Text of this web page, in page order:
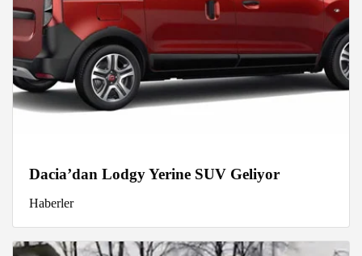
Dacia’dan Lodgy Yerine SUV Geliyor
Haberler